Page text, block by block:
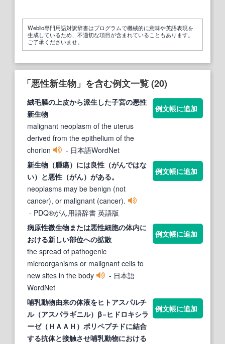
Weblio専門用語対訳辞書はプログラムで機械的に意味や英語表現を
生成しているため、不適切な項目が含まれていることもあります。
ご了承くださいませ。
「悪性新生物」を含む例文一覧 (20)
絨毛膜の上皮から派生した子宮の悪性
新生物
malignant neoplasm of the uterus
derived from the epithelium of the
chorion
- 日本語WordNet
例文帳に追加
新生物 （腫瘍）には良性（がんではな
い）と悪性 （がん）がある。
neoplasms may be benign (not
cancer), or malignant (cancer).
- PDQ®がん用語辞書 英語版
例文帳に追加
病原性微生物または悪性細胞の体内に
おける新しい部位への拡散
the spread of pathogenic
microorganisms or malignant cells to
new sites in the body
- 日本語
WordNet
例文帳に追加
哺乳動物由来の体液をヒトアスパルチ
ル（アスパラギニル）β−ヒドロキシラ
ーゼ（ＨＡＡＨ）ポリペプチドに結合
する抗体と接触させ哺乳動物における
例文帳に追加